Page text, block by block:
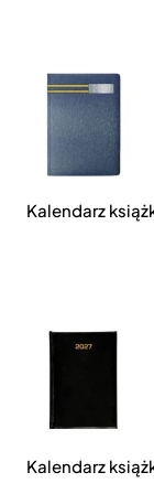
Kalendarz
Kalendarz